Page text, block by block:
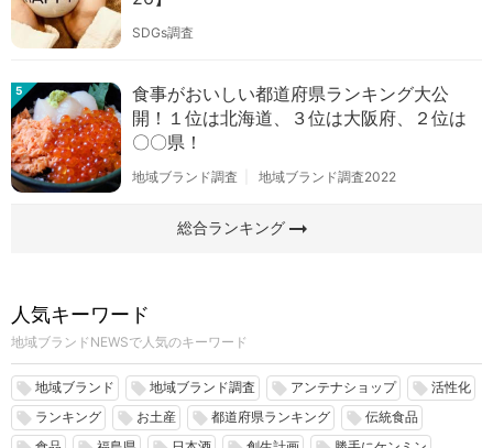
SDGs調査
5
食事がおいしい都道府県ランキング大公
開！１位は北海道、３位は大阪府、２位は
〇〇県！
地域ブランド調査 地域ブランド調査2022
総合ランキングarrow_right_alt
人気キーワード
地域ブランドNEWSで人気のキーワード
local_offer 地域ブランド local_offer 地域ブランド調査 local_offer アンテナショップ local_offer 活性化
local_offer ランキング local_offer お土産 local_offer 都道府県ランキング local_offer 伝統食品